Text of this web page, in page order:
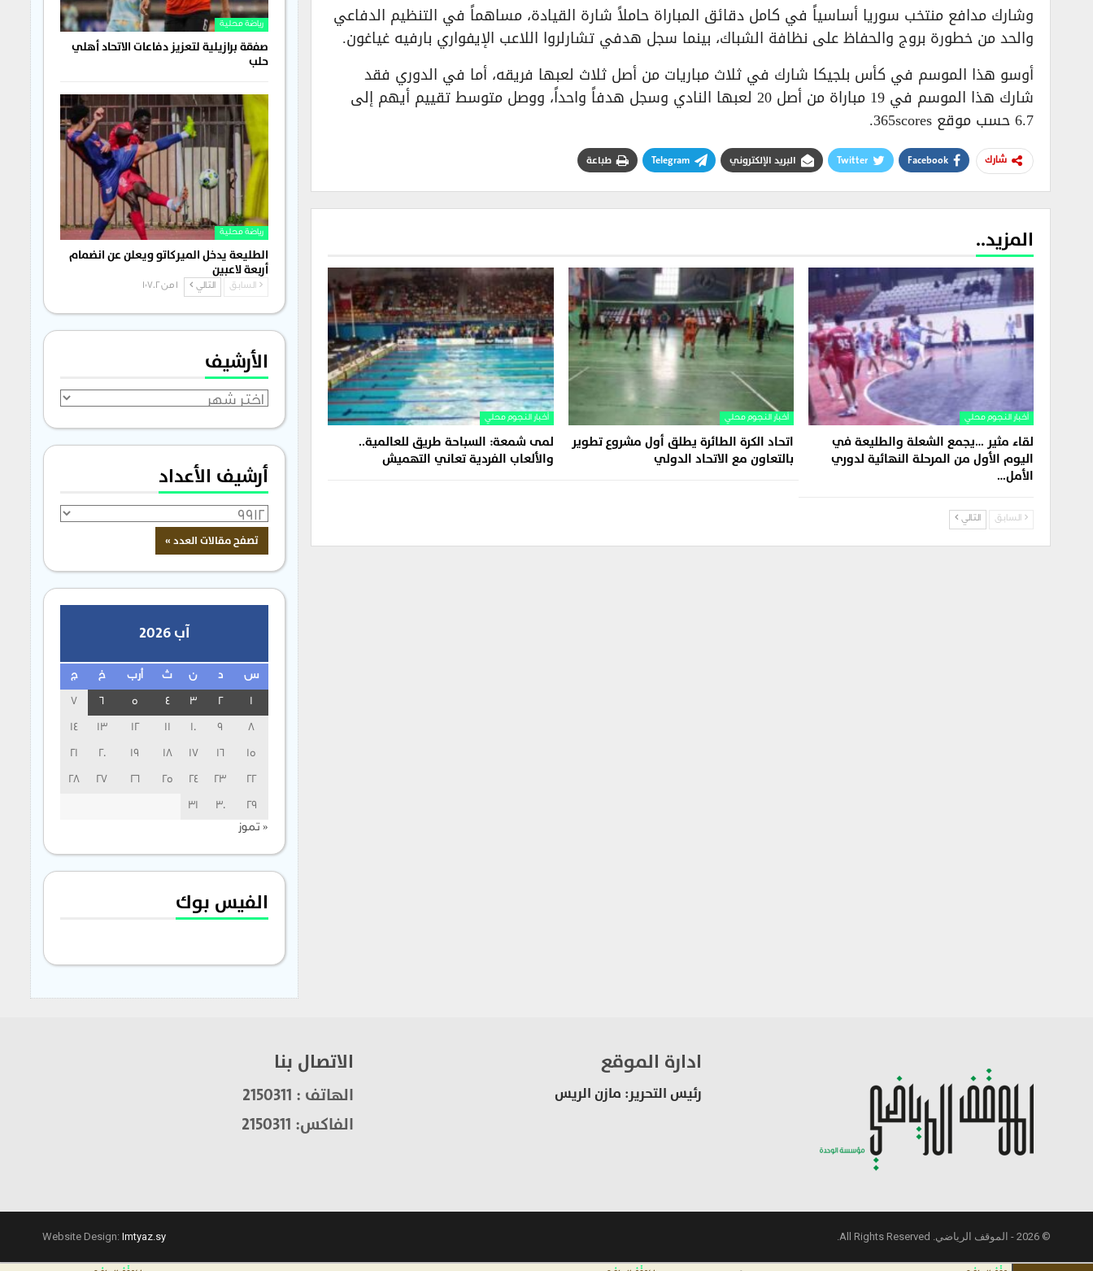
وشارك مدافع منتخب سوريا أساسياً في كامل دقائق المباراة حاملاً شارة القيادة، مساهماً في التنظيم الدفاعي
والحد من خطورة بروج والحفاظ على نظافة الشباك، بينما سجل هدفي تشارلروا اللاعب الإيفواري بارفيه غياغون.
أوسو هذا الموسم في كأس بلجيكا شارك في ثلاث مباريات من أصل ثلاث لعبها فريقه، أما في الدوري فقد
شارك هذا الموسم في 19 مباراة من أصل 20 لعبها النادي وسجل هدفاً واحداً، ووصل متوسط تقييم أيهم إلى
6.7 حسب موقع 365scores.
شارك Facebook
Twitter البريد الإلكتروني Telegram طباعة
المزيد..
أخبار النجوم محلي
لقاء مثير …يجمع الشعلة والطليعة في
اليوم الأول من المرحلة النهائية لدوري
الأمل…
أخبار النجوم محلي
اتحاد الكرة الطائرة يطلق أول مشروع تطوير
بالتعاون مع الاتحاد الدولي
أخبار النجوم محلي
لمى شمعة: السباحة طريق للعالمية..
والألعاب الفردية تعاني التهميش
السابق التالي
رياضة محلية
صفقة برازيلية لتعزيز دفاعات الاتحاد أهلي
حلب
رياضة محلية
الطليعة يدخل الميركاتو ويعلن عن انضمام
أربعة لاعبين
السابق التالي 1 من 1٬702
الأرشيف
الأرشيف
أرشيف الأعداد
آب 2026
س د ن ث أرب خ ج
1
2
3
4
5
6
7
8
9
10
11
12
13
14
15
16
17
18
19
20
21
22
23
24
25
26
27
28
29
30
31
« تموز
الفيس بوك
ادارة الموقع
رئيس التحرير: مازن الريس
الاتصال بنا
الهاتف : 2150311
الفاكس: 2150311
© 2026 - الموقف الرياضي. All Rights Reserved. Website Design: Imtyaz.sy